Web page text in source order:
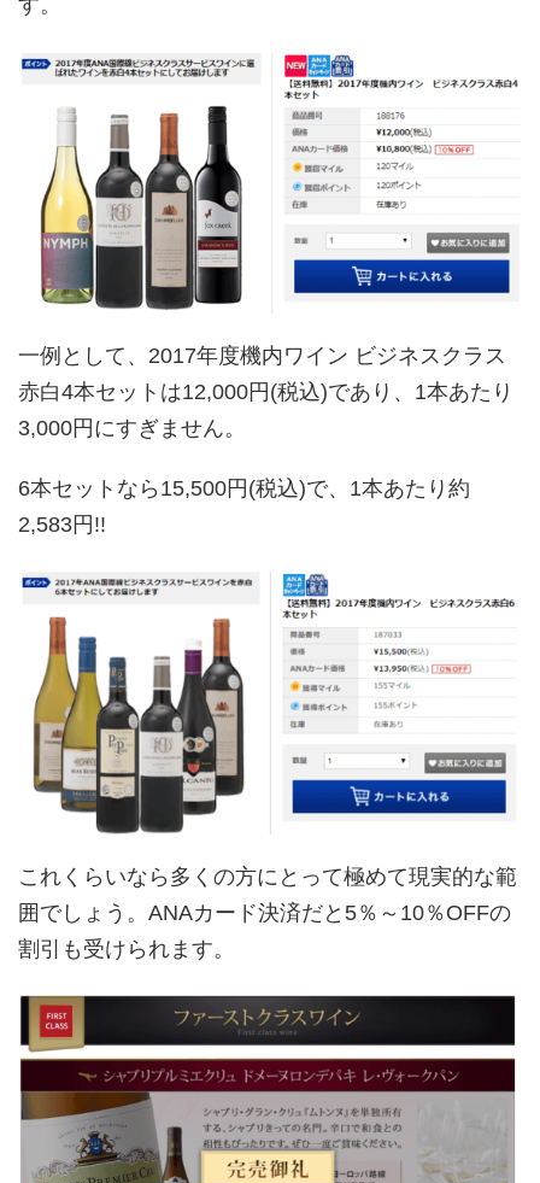
す。
一例として、2017年度機内ワイン ビジネスクラス
赤白4本セットは12,000円(税込)であり、1本あたり
3,000円にすぎません。
6本セットなら15,500円(税込)で、1本あたり約
2,583円!!
これくらいなら多くの方にとって極めて現実的な範
囲でしょう。ANAカード決済だと5％～10％OFFの
割引も受けられます。